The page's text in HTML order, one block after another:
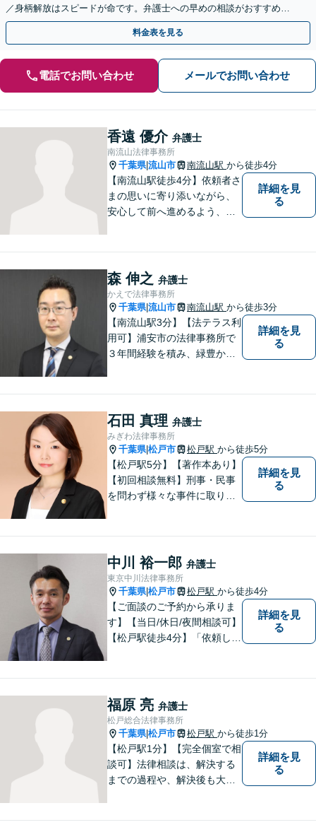
／身柄解放はスピードが命です。弁護士への早めの相談がおすすめ。
弁護士のセカンドオピニオンにも対応
料金表を見る
電話でお問い合わせ メールでお問い合わせ
香遠 優介 弁護士
南流山法律事務所
千葉県|流山市 南流山駅 から徒歩4分
【南流山駅徒歩4分】依頼者さ
まの思いに寄り添いながら、
安心して前へ進めるよう、全
きる弁護士」を目指していま
す。【地元密着型の事務所】
【近隣駐車場あり】
詳細を見
る
森 伸之 弁護士
かえで法律事務所
千葉県|流山市 南流山駅 から徒歩3分
【南流山駅3分】【法テラス利
用可】浦安市の法律事務所で
３年間経験を積み、緑豊かな
一人一人に寄り添い、信頼関
係を築きながら最善の解決策
をご提供いたします。
詳細を見
る
石田 真理 弁護士
みぎわ法律事務所
千葉県|松戸市 松戸駅 から徒歩5分
【松戸駅5分】【著作本あり】
【初回相談無料】刑事・民事
を問わず様々な事件に取り組
てるようサポートさせていた
だきます。
詳細を見
る
中川 裕一郎 弁護士
東京中川法律事務所
千葉県|松戸市 松戸駅 から徒歩4分
【ご面談のご予約から承りま
す】【当日/休日/夜間相談可】
【松戸駅徒歩4分】「依頼して
詳細を見
る
福原 亮 弁護士
松戸総合法律事務所
千葉県|松戸市 松戸駅 から徒歩1分
【松戸駅1分】【完全個室で相
談可】法律相談は、解決する
までの過程や、解決後も大切
詳細を見
る